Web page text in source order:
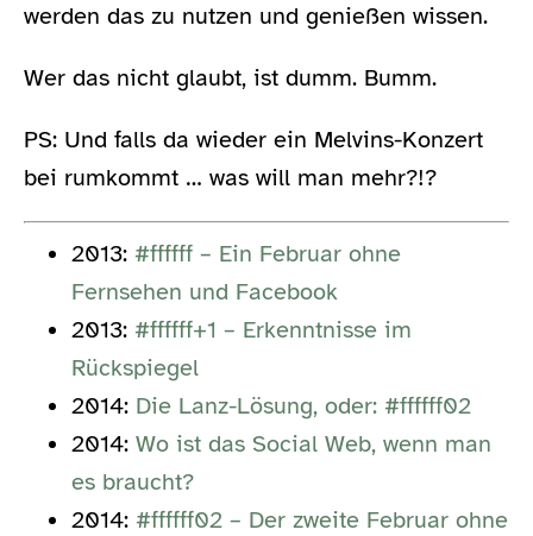
werden das zu nutzen und genießen wissen.
Wer das nicht glaubt, ist dumm. Bumm.
PS: Und falls da wieder ein Melvins-Konzert
bei rumkommt … was will man mehr?!?
2013: #ffffff – Ein Februar ohne
Fernsehen und Facebook
2013: #ffffff+1 – Erkenntnisse im
Rückspiegel
2014: Die Lanz-Lösung, oder: #ffffff02
2014: Wo ist das Social Web, wenn man
es braucht?
2014: #ffffff02 – Der zweite Februar ohne